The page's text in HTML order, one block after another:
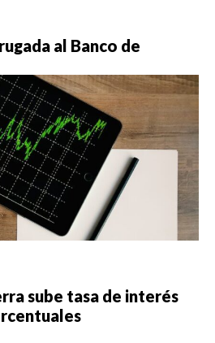
al Banco de
sube tasa de interés